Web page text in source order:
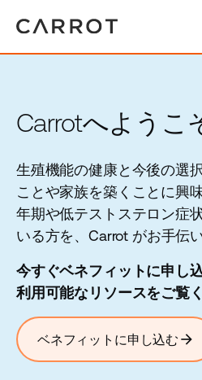
Carrotへようこ
生殖機能の健康と今後の選
ことや家族を築くことに興
年期や低テストステロン症
いる方を、Carrot がお手伝
今すぐベネフィットに申し
利用可能なリソースをご覧く
ベネフィットに申し込む arrow_forward